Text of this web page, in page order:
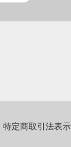
特定商取引法表示